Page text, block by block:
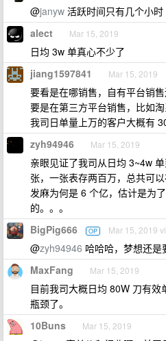
@janyw 活跃时间只有几个小时
alect Mar 15, 2019
日均 3w 单真心不少了
jiang1597841 Mar 15, 2019
要看是在哪销售，自有平台销
要是在第三方平台销售，比如
我司日单量上万的客户大概有
zyh94946 Mar 15, 2019
亲眼见证了我司从日均 3~4w
张，一张表存两百万，总共可
发麻为何是 6 个亿，估计是为
的。。。
BigPig666 OP Mar 15, 2019
@zyh94946 哈哈哈，梦想还是
MaxFang Mar 15, 2019
目前我司大概日均 80W 刀有
瓶颈了。
10Buns Mar 15, 2019